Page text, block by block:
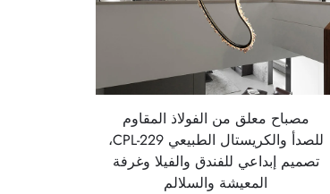
مصباح معلق من الفولاذ المقاوم
للصدأ والكريستال الطبيعي CPL-229،
تصميم إبداعي للفندق والفيلا وغرفة
المعيشة والسلالم